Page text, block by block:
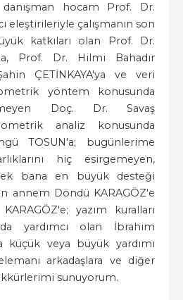
hocam Prof. Dr.
eleştirileriyle çalışmanın son
katkıları olan Prof. Dr.
Prof. Dr. Hilmi Bahadır
ÇETİNKAYA'ya ve veri
yöntem konusunda
Doç. Dr. Savaş
analiz konusunda
TOSUN'a; bugünlerime
hiç esirgemeyen,
bana en büyük desteği
annem Döndü KARAGÖZ'e
yazım kuralları
yardımcı olan İbrahim
küçük veya büyük yardımı
arkadaşlara ve diğer
sunuyorum.